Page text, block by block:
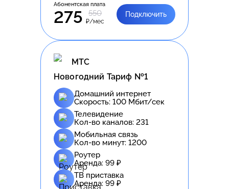
Абонентская плата
275 550
₽/мес
Подключить
МТС
Новогодний Тариф №1
Домашний интернет
Скорость: 100 Мбит/сек
Телевидение
Кол-во каналов: 231
Мобильная связь
Кол-во минут: 1200
Роутер
Аренда: 99 ₽
ТВ приставка
Аренда: 99 ₽